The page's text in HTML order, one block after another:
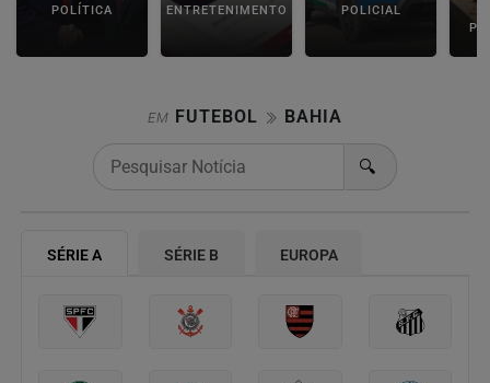
POLÍTICA ENTRETENIMENTO POLICIAL
EM FUTEBOL BAHIA
🔍
SÉRIE A SÉRIE B EUROPA